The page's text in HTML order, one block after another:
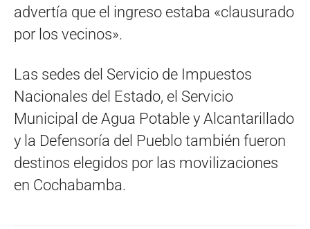
advertía que el ingreso estaba «clausurado
por los vecinos».
Las sedes del Servicio de Impuestos
Nacionales del Estado, el Servicio
Municipal de Agua Potable y Alcantarillado
y la Defensoría del Pueblo también fueron
destinos elegidos por las movilizaciones
en Cochabamba.